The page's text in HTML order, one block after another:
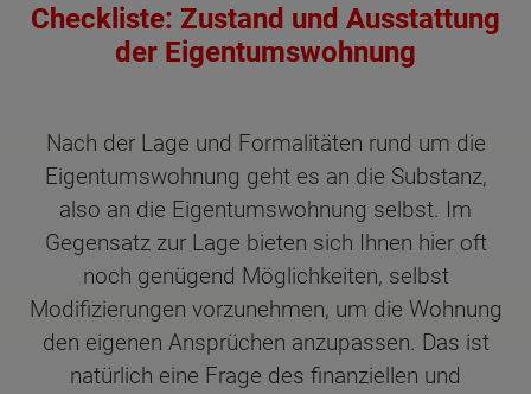
Checkliste: Zustand und Ausstattung
der Eigentumswohnung
Nach der Lage und Formalitäten rund um die
Eigentumswohnung geht es an die Substanz,
also an die Eigentumswohnung selbst. Im
Gegensatz zur Lage bieten sich Ihnen hier oft
noch genügend Möglichkeiten, selbst
Modifizierungen vorzunehmen, um die Wohnung
den eigenen Ansprüchen anzupassen. Das ist
natürlich eine Frage des finanziellen und